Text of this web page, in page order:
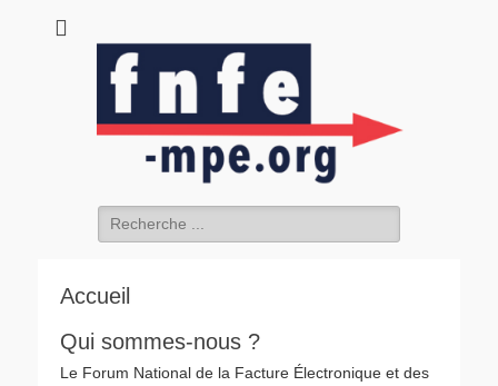
fnfe-mpe.org
Rechercher :
Accueil
Qui sommes-nous ?
Le Forum National de la Facture Électronique et des